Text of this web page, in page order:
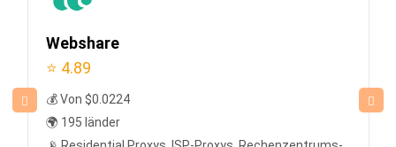
Webshare
⭐ 4.89
💰 Von $0.0224
🌍 195 länder